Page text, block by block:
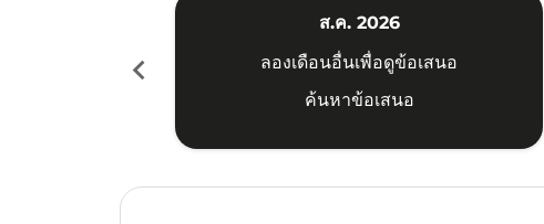
chevron_left
ส.ค. 2026
ลองเดือนอื่นเพื่อดูข้อเสนอ
ค้นหาข้อเสนอ